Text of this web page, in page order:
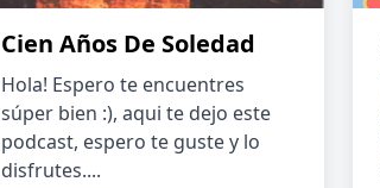
Cien Años De Soledad
Hola! Espero te encuentres
súper bien :), aqui te dejo este
podcast, espero te guste y lo
disfrutes....